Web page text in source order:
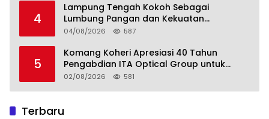
4
Lampung Tengah Kokoh Sebagai
Lumbung Pangan dan Kekuatan
Perkebunan Lampung, Komang Koheri:
Menuju Indonesia Emas 2045
04/08/2026 587
5
Komang Koheri Apresiasi 40 Tahun
Pengabdian ITA Optical Group untuk
Kesehatan Mata Masyarakat Lamteng
02/08/2026 581
Terbaru